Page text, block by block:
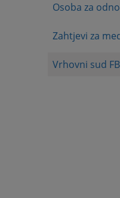
Osoba za
Zahtjevi za
Vrhovni sud